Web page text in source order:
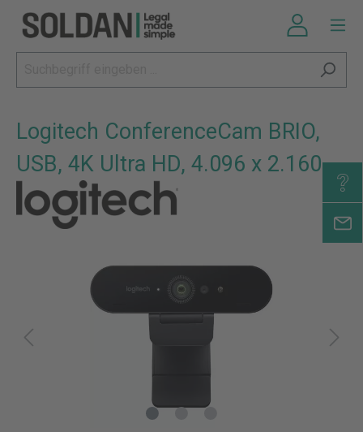
Logitech ConferenceCam BRIO,
USB, 4K Ultra HD, 4.096 x 2.160